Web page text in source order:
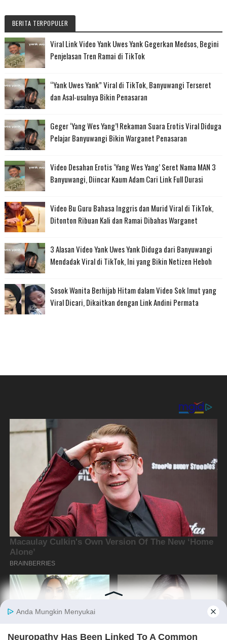
BERITA TERPOPULER
Viral Link Video Yank Uwes Yank Gegerkan Medsos, Begini
Penjelasan Tren Ramai di TikTok
“Yank Uwes Yank” Viral di TikTok, Banyuwangi Terseret
dan Asal-usulnya Bikin Penasaran
Geger ‘Yang Wes Yang’! Rekaman Suara Erotis Viral Diduga
Pelajar Banyuwangi Bikin Warganet Penasaran
Video Desahan Erotis ‘Yang Wes Yang’ Seret Nama MAN 3
Banyuwangi, Diincar Kaum Adam Cari Link Full Durasi
Video Bu Guru Bahasa Inggris dan Murid Viral di TikTok,
Ditonton Ribuan Kali dan Ramai Dibahas Warganet
3 Alasan Video Yank Uwes Yank Diduga dari Banyuwangi
Mendadak Viral di TikTok, Ini yang Bikin Netizen Heboh
Sosok Wanita Berhijab Hitam dalam Video Sok Imut yang
Viral Dicari, Dikaitkan dengan Link Andini Permata